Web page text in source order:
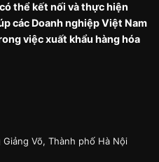
thể kết nối và thực hiện
các Doanh nghiệp Việt Nam
việc xuất khẩu hàng hóa
Võ, Thành phố Hà Nội